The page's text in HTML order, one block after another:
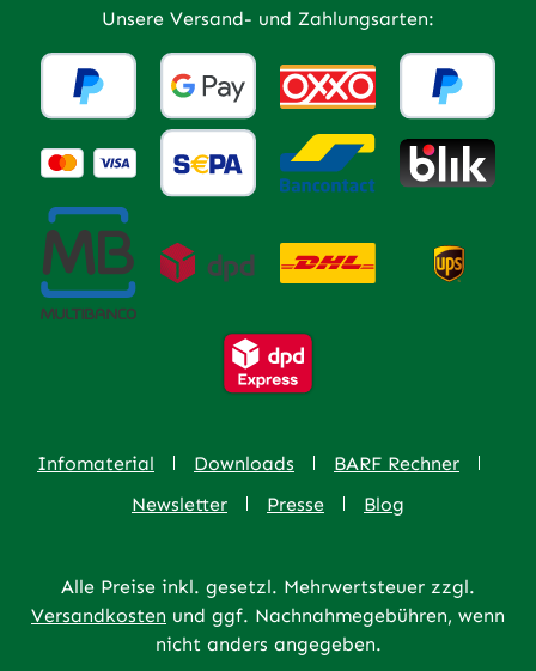
Unsere Versand- und Zahlungsarten:
Infomaterial Downloads
BARF Rechner
Newsletter
Presse Blog
Alle Preise inkl. gesetzl. Mehrwertsteuer zzgl.
Versandkosten und ggf. Nachnahmegebühren, wenn
nicht anders angegeben.